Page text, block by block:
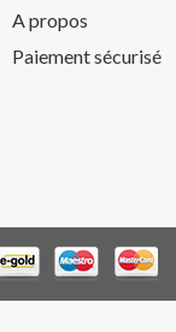
A propos
Paiement sécurisé